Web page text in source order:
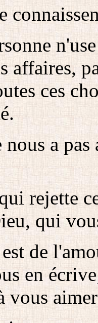
affaires,
ces
a
rejette
qui
de
en
vous